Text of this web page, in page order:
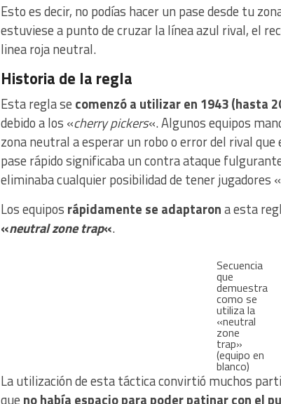
Esto es decir, no podías hacer un pase desde tu
estuviese a punto de cruzar la línea azul rival, el
linea roja neutral.
Historia de la regla
Esta regla se comenzó a utilizar en 1943 (hasta
debido a los «cherry pickers«. Algunos equipos
zona neutral a esperar un robo o error del rival
pase rápido significaba un contra ataque
eliminaba cualquier posibilidad de tener jugadores
Los equipos rápidamente se adaptarona esta
«neutral zone trap«.
Secuencia
que
demuestra
como se
utiliza la
«neutral
zone
trap»
(equipo en
blanco)
La utilización de esta táctica convirtió muchos
que no había espacio para poder patinar con el